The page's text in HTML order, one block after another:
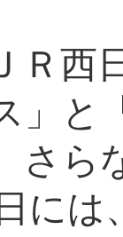
西
」
さら
に